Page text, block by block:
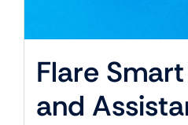
Flare
and